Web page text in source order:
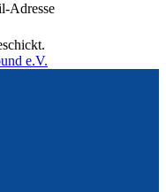
Adresse
e.V.